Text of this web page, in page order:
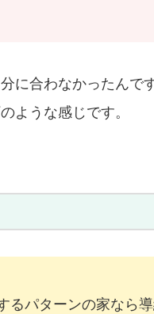
に合わなかったんで
ような感じです。
るパターンの家なら導